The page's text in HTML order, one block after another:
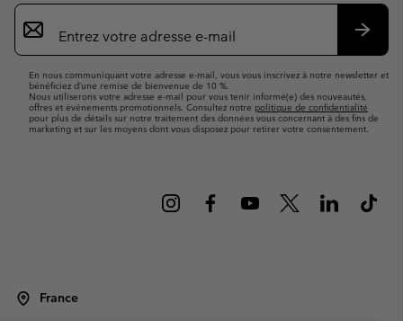
Inscription
par
e-
En nous communiquant votre adresse e-mail, vous vous inscrivez à notre newsletter et
bénéficiez d’une remise de bienvenue de 10 %.
Nous utiliserons votre adresse e-mail pour vous tenir informé(e) des nouveautés,
offres et événements promotionnels. Consultez notre politique de confidentialité
pour plus de détails sur notre traitement des données vous concernant à des fins de
marketing et sur les moyens dont vous disposez pour retirer votre consentement.
France